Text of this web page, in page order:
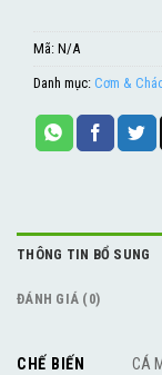
Mã: N/A
Danh mục: Cơm &
THÔNG TIN BỔ SUNG
ĐÁNH GIÁ (0)
CHẾ BIẾN CÁ